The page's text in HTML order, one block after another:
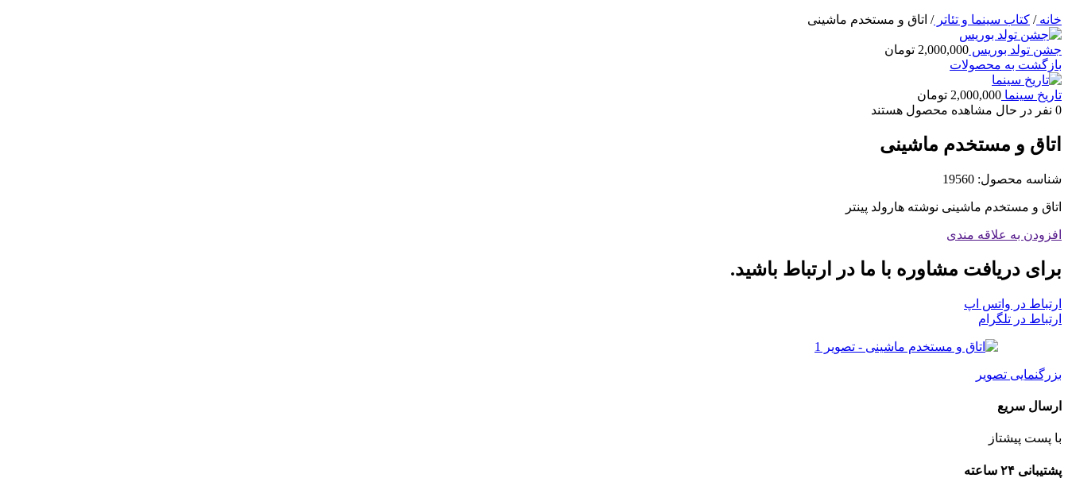
خانه/ کتاب سینما و تئاتر/ اتاق و مستخدم ماشینی
جشن تولد بوریس 2,000,000 تومان
بازگشت به محصولات
تاریخ سینما 2,000,000 تومان
0 نفر در حال مشاهده محصول هستند
اتاق و مستخدم ماشینی
شناسه محصول: 19560
اتاق و مستخدم ماشینی نوشته هارولد پینتر
افزودن به علاقه مندی
برای دریافت مشاوره با ما در ارتباط باشید.
ارتباط در واتس اپ
ارتباط در تلگرام
بزرگنمایی تصویر
ارسال سریع
با پست پیشتاز
پشتیبانی ۲۴ ساعته